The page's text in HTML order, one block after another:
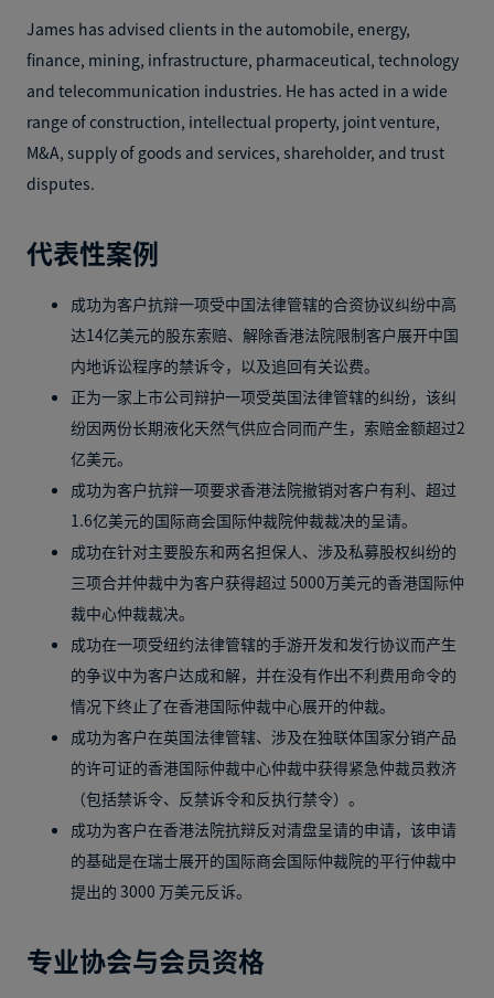
James has advised clients in the automobile, energy,
finance, mining, infrastructure, pharmaceutical, technology
and telecommunication industries. He has acted in a wide
range of construction, intellectual property, joint venture,
M&A, supply of goods and services, shareholder, and trust
disputes.
代表性案例
成功为客户抗辩一项受中国法律管辖的合资协议纠纷中高
达14亿美元的股东索赔、解除香港法院限制客户展开中国
内地诉讼程序的禁诉令，以及追回有关讼费。
正为一家上市公司辩护一项受英国法律管辖的纠纷，该纠
纷因两份长期液化天然气供应合同而产生，索赔金额超过2
亿美元。
成功为客户抗辩一项要求香港法院撤销对客户有利、超过
1.6亿美元的国际商会国际仲裁院仲裁裁决的呈请。
成功在针对主要股东和两名担保人、涉及私募股权纠纷的
三项合并仲裁中为客户获得超过 5000万美元的香港国际仲
裁中心仲裁裁决。
成功在一项受纽约法律管辖的手游开发和发行协议而产生
的争议中为客户达成和解，并在没有作出不利费用命令的
情况下终止了在香港国际仲裁中心展开的仲裁。
成功为客户在英国法律管辖、涉及在独联体国家分销产品
的许可证的香港国际仲裁中心仲裁中获得紧急仲裁员救济
（包括禁诉令、反禁诉令和反执行禁令）。
成功为客户在香港法院抗辩反对清盘呈请的申请，该申请
的基础是在瑞士展开的国际商会国际仲裁院的平行仲裁中
提出的 3000 万美元反诉。
专业协会与会员资格